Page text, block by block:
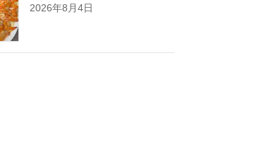
2026年8月4日